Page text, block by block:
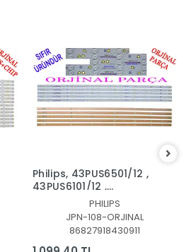
Philips, 43PUS6501/12 ,
43PUS6101/12 ,
43PUS6201/12,
43PUS7202,
43PUS6551, LED BAR
TAKIMI, ORJİNALİ
PHILIPS
JPN-108-ORJINAL
86827918430911